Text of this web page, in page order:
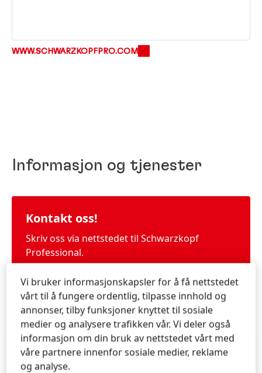
WWW.SCHWARZKOPFPRO.COM
Informasjon og tjenester
Kontakt oss!
Skriv oss via nettstedet til Schwarzkopf
Professional.
LÆRE MER
Schwarzkopf Professional på sosiale
Vi bruker informasjonskapsler for å få nettstedet
vårt til å fungere ordentlig, tilpasse innhold og
annonser, tilby funksjoner knyttet til sosiale
medier og analysere trafikken vår. Vi deler også
informasjon om din bruk av nettstedet vårt med
våre partnere innenfor sosiale medier, reklame
og analyse.